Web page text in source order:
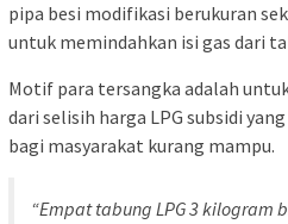
pipa besi modifikasi berukuran
untuk memindahkan isi gas dari
Motif para tersangka adalah
dari selisih harga LPG subsidi
bagi masyarakat kurang mampu.
“Empat tabung LPG 3 kilogram